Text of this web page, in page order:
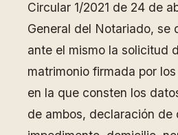
Circular 1/2021 de 24 de
General del Notariado, se
ante el mismo la solicitud
matrimonio firmada por
en la que consten los
de ambos, declaración de